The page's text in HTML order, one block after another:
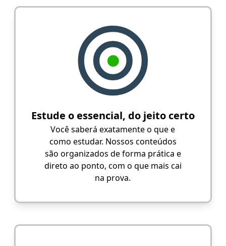
Estude o essencial, do jeito certo
Você saberá exatamente o que e
como estudar. Nossos conteúdos
são organizados de forma prática e
direto ao ponto, com o que mais cai
na prova.